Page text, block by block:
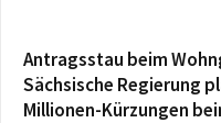
Antragsstau beim
Sächsische Regierung
Millionen-Kürzungen